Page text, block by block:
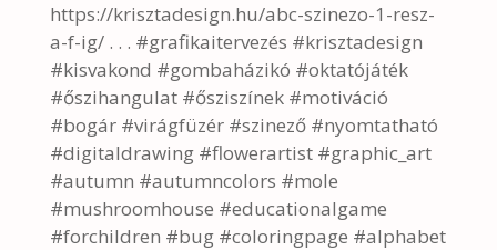
https://krisztadesign.hu/abc-szinezo-1-resz-
a-f-ig/ . . . #grafikaitervezés #krisztadesign
#kisvakond #gombaházikó #oktatójáték
#őszihangulat #ősziszínek #motiváció
#bogár #virágfüzér #szinező #nyomtatható
#digitaldrawing #flowerartist #graphic_art
#autumn #autumncolors #mole
#mushroomhouse #educationalgame
#forchildren #bug #coloringpage #alphabet